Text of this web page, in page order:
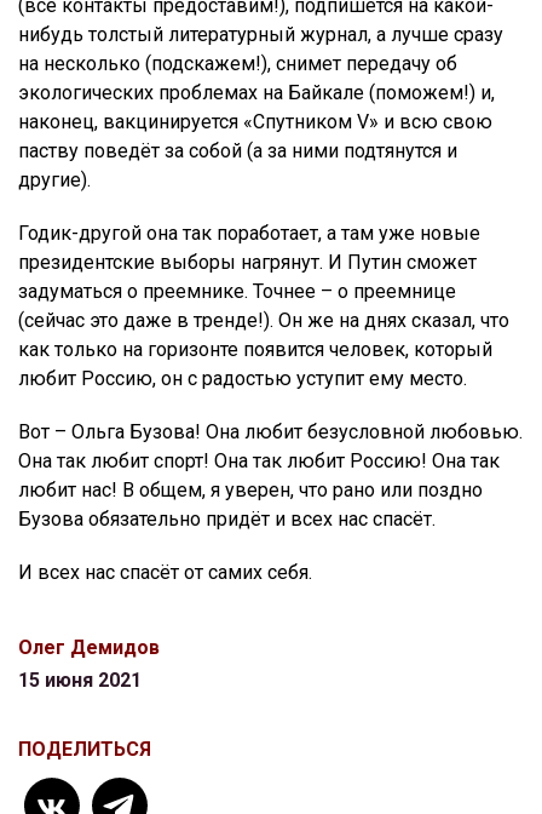
(все контакты предоставим!), подпишется на какой-
нибудь толстый литературный журнал, а лучше сразу
на несколько (подскажем!), снимет передачу об
экологических проблемах на Байкале (поможем!) и,
наконец, вакцинируется «Спутником V» и всю свою
паству поведёт за собой (а за ними подтянутся и
другие).
Годик-другой она так поработает, а там уже новые
президентские выборы нагрянут. И Путин сможет
задуматься о преемнике. Точнее – о преемнице
(сейчас это даже в тренде!). Он же на днях сказал, что
как только на горизонте появится человек, который
любит Россию, он с радостью уступит ему место.
Вот – Ольга Бузова! Она любит безусловной любовью.
Она так любит спорт! Она так любит Россию! Она так
любит нас! В общем, я уверен, что рано или поздно
Бузова обязательно придёт и всех нас спасёт.
И всех нас спасёт от самих себя.
Олег Демидов
15 июня 2021
ПОДЕЛИТЬСЯ